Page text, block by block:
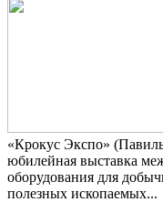
«Крокус Экспо»
юбилейная выставка
оборудования для
полезных ископаемых...